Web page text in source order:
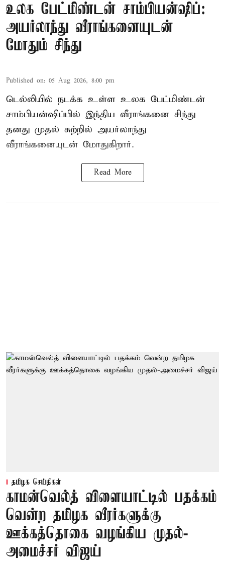
உலக பேட்மிண்டன் சாம்பியன்ஷிப்:
அயர்லாந்து வீராங்கனையுடன்
மோதும் சிந்து
Published on: 05 Aug 2026, 8:00 pm
டெல்லியில் நடக்க உள்ள உலக பேட்மிண்டன்
சாம்பியன்ஷிப்பில் இந்திய வீராங்கனை சிந்து
தனது முதல் சுற்றில் அயர்லாந்து
வீராங்கனையுடன் மோதுகிறார்.
Read More
தமிழக செய்திகள்
காமன்வெல்த் விளையாட்டில் பதக்கம்
வென்ற தமிழக வீரர்களுக்கு
ஊக்கத்தொகை வழங்கிய முதல்-
அமைச்சர் விஜய்